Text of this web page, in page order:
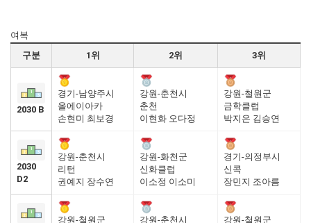
여복
구분
1위 2위 3위
2030 B
경기-남양주시
올에이아카
손현미 최보경
강원-춘천시
춘천
이현화 오다정
강원-철원군
금학클럽
박지은 김승연
2030
D2
강원-춘천시
리턴
권예지 장수연
강원-화천군
신화클럽
이소정 이소미
경기-의정부시
신콕
장민지 조아름
강원-철원군 강원-춘천시 강원-철원군